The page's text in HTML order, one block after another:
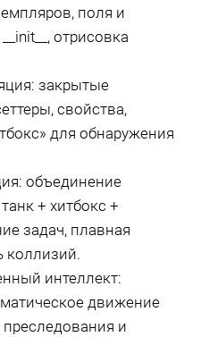
поля и
отрисовка
закрытые
свойства,
для обнаружения
объединение
+ хитбокс +
задач, плавная
коллизий.
интеллект:
движение
и